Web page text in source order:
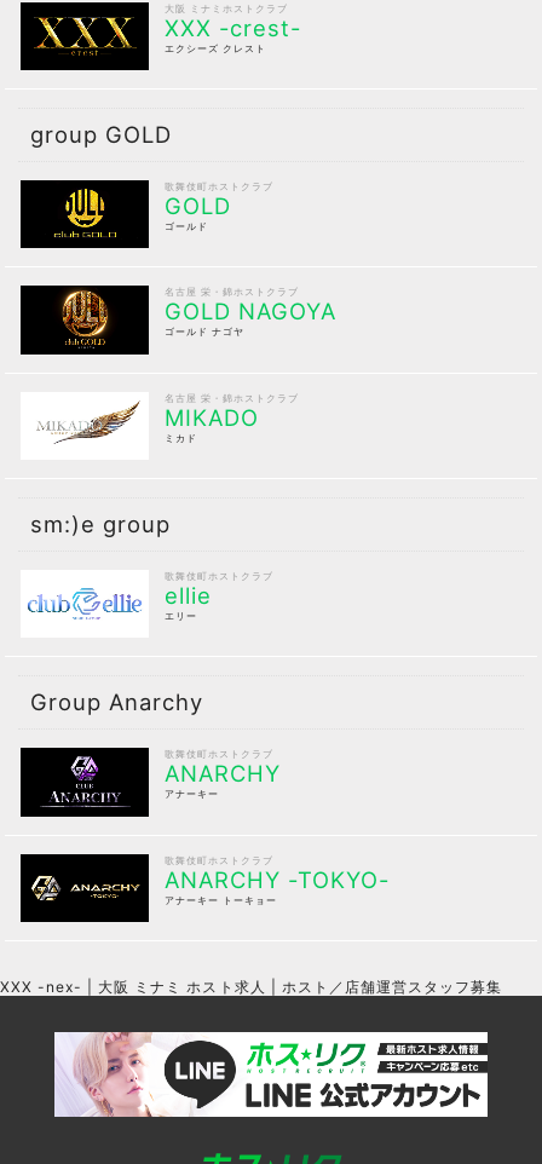
大阪 ミナミホストクラブ
XXX -crest-
エクシーズ クレスト
group GOLD
歌舞伎町ホストクラブ
GOLD
ゴールド
名古屋 栄・錦ホストクラブ
GOLD NAGOYA
ゴールド ナゴヤ
名古屋 栄・錦ホストクラブ
MIKADO
ミカド
sm:)e group
歌舞伎町ホストクラブ
ellie
エリー
Group Anarchy
歌舞伎町ホストクラブ
ANARCHY
アナーキー
歌舞伎町ホストクラブ
ANARCHY -TOKYO-
アナーキー トーキョー
XXX -nex- | 大阪 ミナミ ホスト求人 | ホスト／店舗運営スタッフ募集